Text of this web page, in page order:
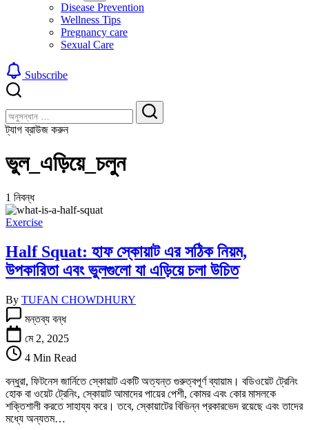
Disease Prevention
Wellness Tips
Pregnancy care
Sexual Care
Subscribe
করুন
খুঁজুন
খুঁজুন
ট্যাগ ব্রাউজ করুন
ভুল_এড়িয়ে_চলুন
1 নিবন্ধ
Exercise
Half Squat: হাফ স্কোয়াট এর সঠিক নিয়ম,
উপকারিতা এবং ভুলগুলো যা এড়িয়ে চলা উচিত
By TUFAN CHOWDHURY
Squat:
হাফ
এর
সঠিক
নিয়ম,
উপকারিতা
এবং
ভুলগুলো
মন্তব্য বন্ধ
মে 2, 2025
4 Min Read
বন্ধুরা, ফিটনেস জার্নিতে স্কোয়াট একটি অত্যন্ত গুরুত্বপূর্ণ ব্যায়াম। বডিওয়েট ট্রেনিং
হোক বা ওয়েট ট্রেনিং, স্কোয়াট আমাদের পায়ের পেশী, কোমর এবং কোর মাসলকে
শক্তিশালী করতে সাহায্য করে। তবে, স্কোয়াটের বিভিন্ন প্রকারভেদ রয়েছে এবং তাদের
মধ্যে অন্যতম…